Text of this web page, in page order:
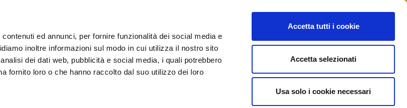
ed annunci, per fornire funzionalità dei social media e
inoltre informazioni sul modo in cui utilizza il nostro sito
dei dati web, pubblicità e social media, i quali potrebbero
fornito loro o che hanno raccolto dal suo utilizzo dei loro
Accetta tutti i cookie
Accetta selezionati
Usa solo i cookie necessari
REGISTRARSI E
REGIONALE:
Indirizzo:
PIAZZA EMANUELE